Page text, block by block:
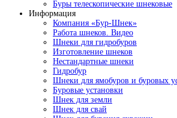
Буры телескопические шнековые
Информация
Компания «Бур-Шнек»
Работа шнеков. Видео
Шнеки для гидробуров
Изготовление шнеков
Нестандартные шнеки
Гидробур
Шнеки для ямобуров и буровых
Буровые установки
Шнек для земли
Шнек для свай